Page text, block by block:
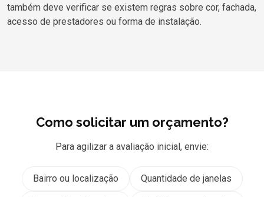
também deve verificar se existem regras sobre cor, fachada,
acesso de prestadores ou forma de instalação.
Como solicitar um orçamento?
Para agilizar a avaliação inicial, envie:
Bairro ou localização Quantidade de janelas